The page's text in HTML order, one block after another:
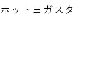
ットヨガスタ